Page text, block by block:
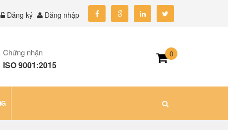
Đăng ký Đăng nhập
Chứng nhận
ISO 9001:2015
0